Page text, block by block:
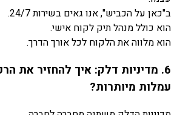
ב"כאן על הכביש", אנו גאים בשירות 24/7.
הוא כולל מנהל תיק לקוח אישי.
הוא מלווה את הלקוח לכל אורך הדרך.
6. מדיניות דלק: איך להחזיר את
עמלות מיותרות?